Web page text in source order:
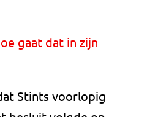
gaat dat in zijn
Stints voorlopig